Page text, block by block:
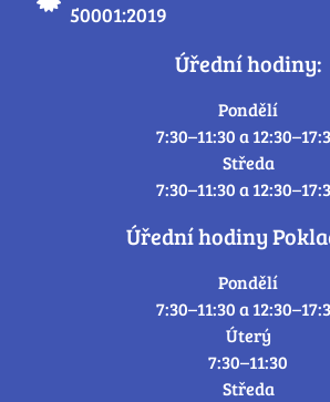
50001:2019
Úřední hodiny:
Pondělí
7:30–11:30 a
Středa
7:30–11:30 a
Úřední hodiny
Pondělí
7:30–11:30 a
Úterý
7:30–11:30
Středa